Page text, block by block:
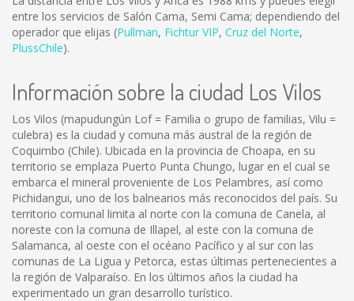
entre los servicios de Salón Cama, Semi Cama; dependiendo del
operador que elijas (Pullman, Fichtur VIP, Cruz del Norte,
PlussChile).
Información sobre la ciudad Los Vilos
Los Vilos (mapudungún Lof = Familia o grupo de familias, Vilu =
culebra) es la ciudad y comuna más austral de la región de
Coquimbo (Chile). Ubicada en la provincia de Choapa, en su
territorio se emplaza Puerto Punta Chungo, lugar en el cual se
embarca el mineral proveniente de Los Pelambres, así como
Pichidangui, uno de los balnearios más reconocidos del país. Su
territorio comunal limita al norte con la comuna de Canela, al
noreste con la comuna de Illapel, al este con la comuna de
Salamanca, al oeste con el océano Pacífico y al sur con las
comunas de La Ligua y Petorca, estas últimas pertenecientes a
la región de Valparaíso. En los últimos años la ciudad ha
experimentado un gran desarrollo turístico.